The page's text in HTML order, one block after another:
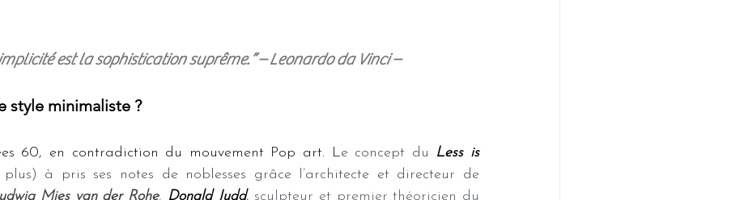
est la sophistication suprême.” – Leonardo da Vinci –
style minimaliste ?
60, en contradiction du mouvement Pop art. Le concept du Less is
plus) à pris ses notes de noblesses grâce
l’architecte et directeur de
Mies van der Rohe, Donald Judd, sculpteur et premier théoricien du